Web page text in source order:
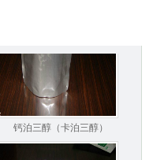
钙泊三醇（卡泊三醇）